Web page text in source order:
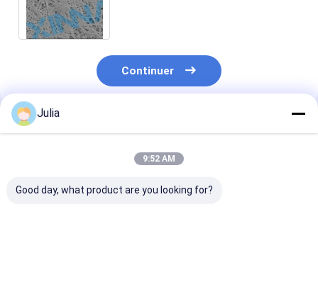
Continuer
Produits Recommandés
Julia
9:52 AM
Good day, what product are you looking for?